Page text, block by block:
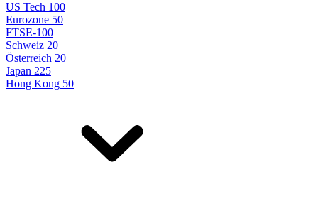
US Tech 100
Eurozone 50
FTSE-100
Schweiz 20
Österreich 20
Japan 225
Hong Kong 50